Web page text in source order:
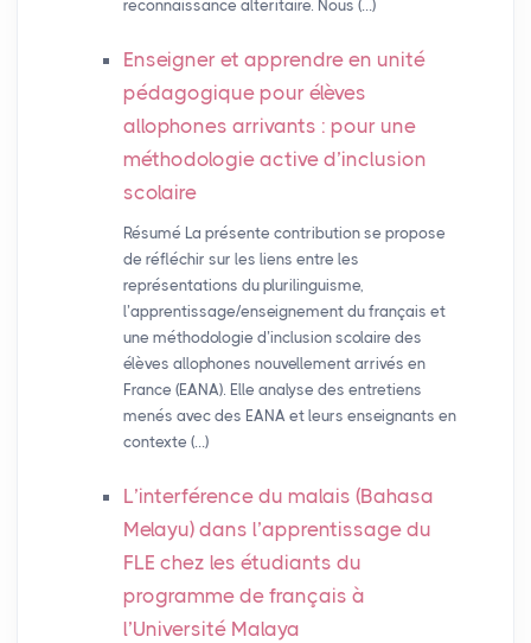
reconnaissance altéritaire. Nous (…)
Enseigner et apprendre en unité
pédagogique pour élèves
allophones arrivants : pour une
méthodologie active d’inclusion
scolaire
Résumé La présente contribution se propose
de réfléchir sur les liens entre les
représentations du plurilinguisme,
l’apprentissage/enseignement du français et
une méthodologie d’inclusion scolaire des
élèves allophones nouvellement arrivés en
France (EANA). Elle analyse des entretiens
menés avec des EANA et leurs enseignants en
contexte (…)
L’interférence du malais (Bahasa
Melayu) dans l’apprentissage du
FLE chez les étudiants du
programme de français à
l’Université Malaya